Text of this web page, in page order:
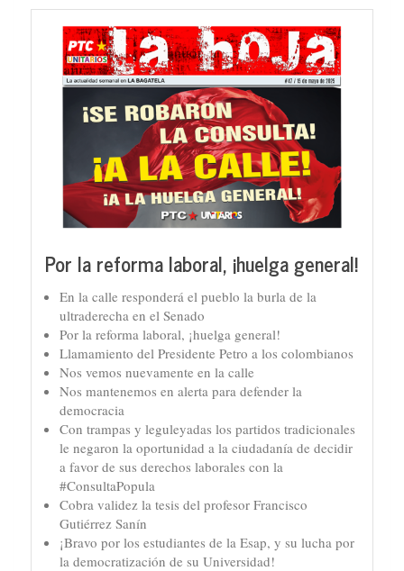
Por la reforma laboral, ¡huelga general!
En la calle responderá el pueblo la burla de la
ultraderecha en el Senado
Por la reforma laboral, ¡huelga general!
Llamamiento del Presidente Petro a los colombianos
Nos vemos nuevamente en la calle
Nos mantenemos en alerta para defender la
democracia
Con trampas y leguleyadas los partidos tradicionales
le negaron la oportunidad a la ciudadanía de decidir
a favor de sus derechos laborales con la
#ConsultaPopula
Cobra validez la tesis del profesor Francisco
Gutiérrez Sanín
¡Bravo por los estudiantes de la Esap, y su lucha por
la democratización de su Universidad!